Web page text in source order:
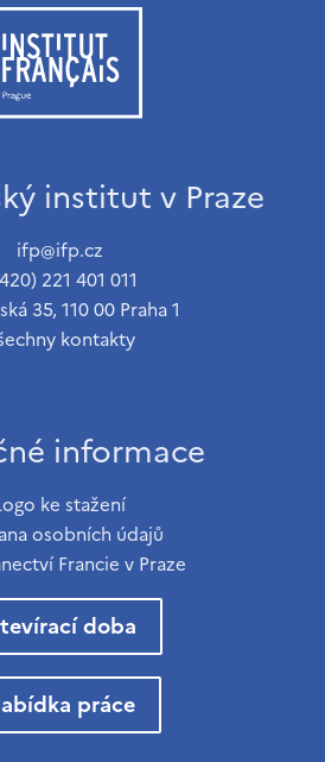
institut v Praze
ifp@ifp.cz
221 401 011
35, 110 00 Praha 1
kontakty
informace
ke stažení
osobních údajů
Francie v Praze
Otevírací doba
Nabídka práce